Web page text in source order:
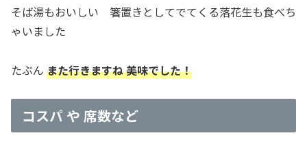
そば湯もおいしい 箸置きとしてでてくる落花生も食べち
ゃいました
たぶん また行きますね 美味でした！
コスパ や 席数など